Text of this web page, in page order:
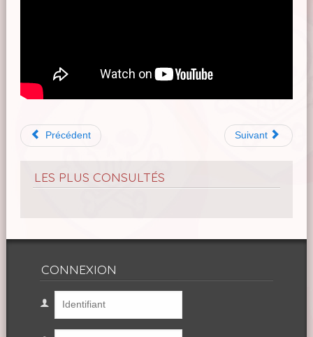
Précédent Suivant
LES PLUS CONSULTÉS
CONNEXION